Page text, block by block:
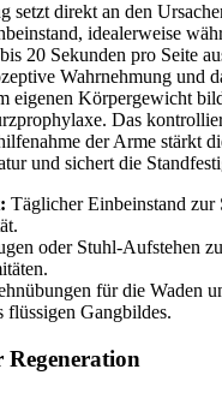
setzt direkt an den
idealerweise
20 Sekunden pro Seite
Wahrnehmung und
eigenen Körpergewicht
Das
der Arme stärkt
und sichert die
Täglicher Einbeinstand zur
oder Stuhl-Aufstehen
für die Waden
flüssigen Gangbildes.